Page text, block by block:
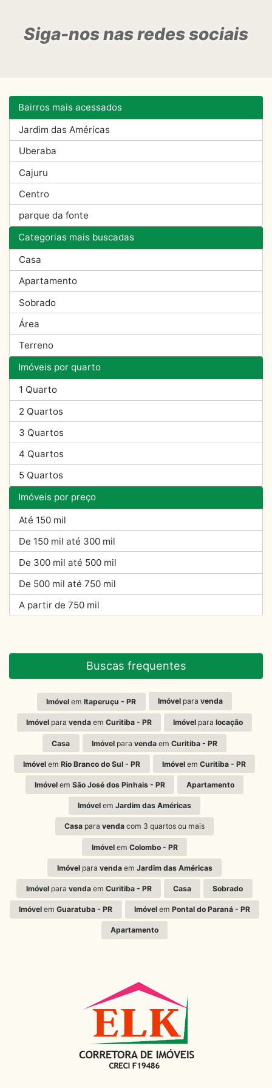
Siga-nos nas redes sociais
Bairros mais acessados
Jardim das Américas
Uberaba
Cajuru
Centro
parque da fonte
Categorias mais buscadas
Casa
Apartamento
Sobrado
Área
Terreno
Imóveis por quarto
1 Quarto
2 Quartos
3 Quartos
4 Quartos
5 Quartos
Imóveis por preço
Até 150 mil
De 150 mil até 300 mil
De 300 mil até 500 mil
De 500 mil até 750 mil
A partir de 750 mil
Buscas frequentes
Imóvel emItaperuçu - PR Imóvelpara venda
Imóvelpara vendaem Curitiba - PR Imóvel paralocação
Casa Imóvelpara vendaem Curitiba - PR
Imóvel emRio Branco do Sul - PR Imóvelem Curitiba - PR
Imóvelem São José dos Pinhais - PR Apartamento
Imóvel em Jardim das Américas
Casa para venda com 3 quartos ou mais
Imóvelem Colombo - PR
Imóvelpara vendaem Jardim das Américas
Imóvelpara vendaem Curitiba - PR Casa Sobrado
Imóvel emGuaratuba - PR Imóvelem Pontal do Paraná - PR
Apartamento